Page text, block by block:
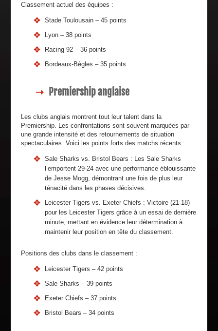
Classement actuel des équipes :
Stade Toulousain – 45 points
Lyon – 38 points
Racing 92 – 36 points
Bordeaux-Bègles – 35 points
Premiership anglaise
Les clubs anglais montrent tout leur talent dans la
Premiership. Les confrontations sont souvent marquées par
une grande intensité et des retournements de situation
spectaculaires. Voici les points forts des matchs récents :
Sale Sharks vs. Bristol Bears : Les Sale Sharks
l’emportent 29-24 avec une performance éblouissante
de Jesse Mogg, démontrant une fois de plus leur
ténacité dans les phases décisives.
Leicester Tigers vs. Exeter Chiefs : Victoire (21-18)
pour les Leicester Tigers grâce à un essai de dernière
minute, mettant en évidence leur détermination à
maintenir leur position en tête du classement.
Positions des clubs dans le classement :
Leicester Tigers – 42 points
Sale Sharks – 39 points
Exeter Chiefs – 37 points
Bristol Bears – 34 points